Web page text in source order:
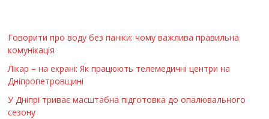
Говорити про воду без паніки: чому важлива правильна
комунікація
Лікар – на екрані: Як працюють телемедичні центри на
Дніпропетровщині
У Дніпрі триває масштабна підготовка до опалювального
сезону